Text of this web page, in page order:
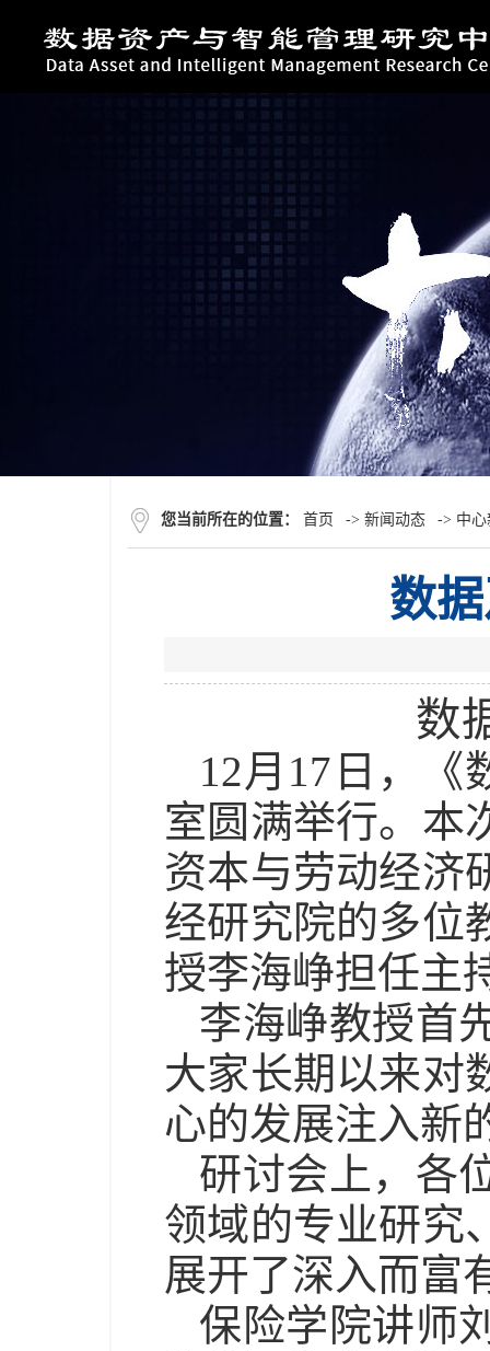
您当前所在的位置： 首页 -> 新闻动态 -> 中
数
数
12月 17 日，《
室圆满举行。本
资本与劳动经济
经研究院的多位
授李海峥担任主
李海峥教授首
大家长期以来对
心的发展注入新
研讨会上，各
领域的专业研究
展开了深入而富
保险学院讲师